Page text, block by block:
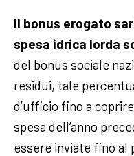
Il bonus erogato
spesa idrica lorda
del bonus sociale
residui, tale
d’ufficio fino a
spesa dell’anno
essere inviate fino al